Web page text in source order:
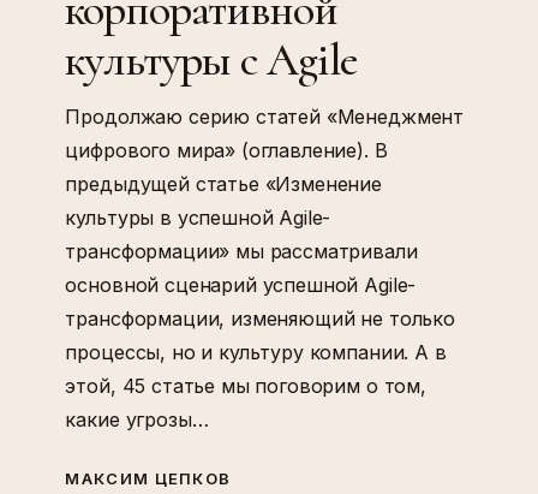
Agile
культуры с Agile
Продолжаю серию статей «Менеджмент
цифрового мира» (оглавление). В
предыдущей статье «Изменение
культуры в успешной Agile-
трансформации» мы рассматривали
основной сценарий успешной Agile-
трансформации, изменяющий не только
процессы, но и культуру компании. А в
этой, 45 статье мы поговорим о том,
какие угрозы…
МАКСИМ ЦЕПКОВ